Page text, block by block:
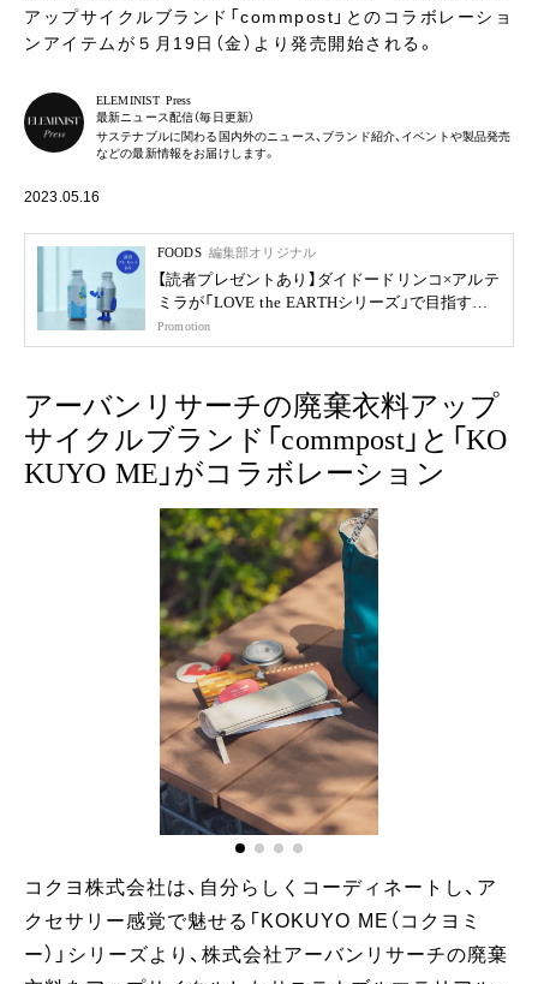
アップサイクルブランド「commpost」とのコラボレーショ
ンアイテムが５月19日（金）より発売開始される。
ELEMINIST Press
最新ニュース配信（毎日更新）
サステナブルに関わる国内外のニュース、ブランド紹介、イベントや製品発売
などの最新情報をお届けします。
2023.05.16
FOODS 編集部オリジナル
【読者プレゼントあり】ダイドードリンコ×アルテ
ミラが「LOVE the EARTHシリーズ」で目指す未
来
Promotion
アーバンリサーチの廃棄衣料アップ
サイクルブランド「commpost」と「KO
KUYO ME」がコラボレーション
コクヨ株式会社は、自分らしくコーディネートし、ア
クセサリー感覚で魅せる「KOKUYO ME（コクヨミ
ー）」シリーズより、株式会社アーバンリサーチの廃棄